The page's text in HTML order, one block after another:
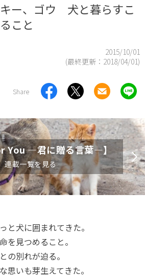
ー、ゴウ 犬と暮らすこ
こと
2015/10/01
(最終更新： 2018/04/01)
Share
You ―君に贈る言葉―】
連載一覧を見る
と犬に囲まれてきた。
を見つめること。
の別れが迫る。
思いも芽生えてきた。